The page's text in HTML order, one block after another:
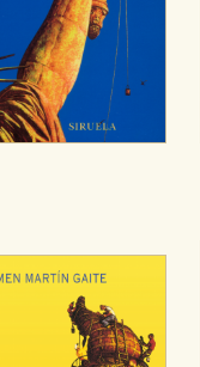
Cookies necesarias
Estas cookies son
hacerlo desde el